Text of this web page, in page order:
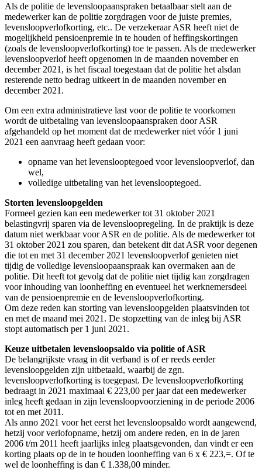
Als de politie de levensloopaanspraken betaalbaar stelt aan de
medewerker kan de politie zorgdragen voor de juiste premies,
levensloopverlofkorting, etc.. De verzekeraar ASR heeft niet de
mogelijkheid pensioenpremie in te houden of heffingskortingen
(zoals de levensloopverlofkorting) toe te passen. Als de medewerker
levensloopverlof heeft opgenomen in de maanden november en
december 2021, is het fiscaal toegestaan dat de politie het alsdan
resterende netto bedrag uitkeert in de maanden november en
december 2021.
Om een extra administratieve last voor de politie te voorkomen
wordt de uitbetaling van levensloopaanspraken door ASR
afgehandeld op het moment dat de medewerker niet vóór 1 juni
2021 een aanvraag heeft gedaan voor:
opname van het levenslooptegoed voor levensloopverlof, dan
wel,
volledige uitbetaling van het levenslooptegoed.
Storten levensloopgelden
Formeel gezien kan een medewerker tot 31 oktober 2021
belastingvrij sparen via de levensloopregeling. In de praktijk is deze
datum niet werkbaar voor ASR en de politie. Als de medewerker tot
31 oktober 2021 zou sparen, dan betekent dit dat ASR voor degenen
die tot en met 31 december 2021 levensloopverlof genieten niet
tijdig de volledige levensloopaanspraak kan overmaken aan de
politie. Dit heeft tot gevolg dat de politie niet tijdig kan zorgdragen
voor inhouding van loonheffing en eventueel het werknemersdeel
van de pensioenpremie en de levensloopverlofkorting.
Om deze reden kan storting van levensloopgelden plaatsvinden tot
en met de maand mei 2021. De stopzetting van de inleg bij ASR
stopt automatisch per 1 juni 2021.
Keuze uitbetalen levensloopsaldo via politie of ASR
De belangrijkste vraag in dit verband is of er reeds eerder
levensloopgelden zijn uitbetaald, waarbij de zgn.
levensloopverlofkorting is toegepast. De levensloopverlofkorting
bedraagt in 2021 maximaal € 223,00 per jaar dat een medewerker
inleg heeft gedaan in zijn levensloopvoorziening in de periode 2006
tot en met 2011.
Als anno 2021 voor het eerst het levensloopsaldo wordt aangewend,
hetzij voor verlofopname, hetzij om andere reden, en in de jaren
2006 t/m 2011 heeft jaarlijks inleg plaatsgevonden, dan vindt er een
korting plaats op de in te houden loonheffing van 6 x € 223,=. Of te
wel de loonheffing is dan € 1.338,00 minder.